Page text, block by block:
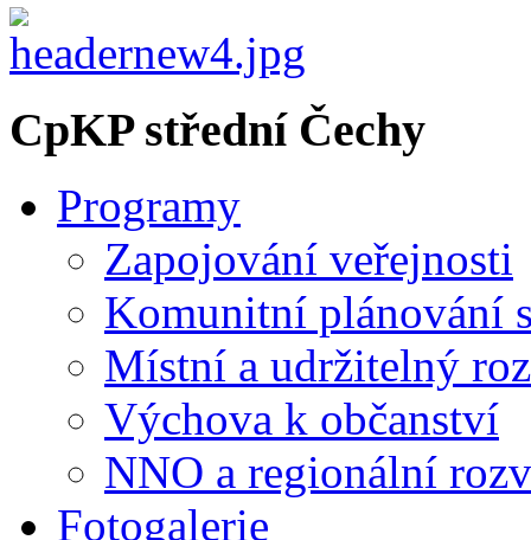
CpKP střední Čechy
Programy
Zapojování veřejnosti
Komunitní plánování
Místní a udržitelný
Výchova k občanství
NNO a regionální
Fotogalerie